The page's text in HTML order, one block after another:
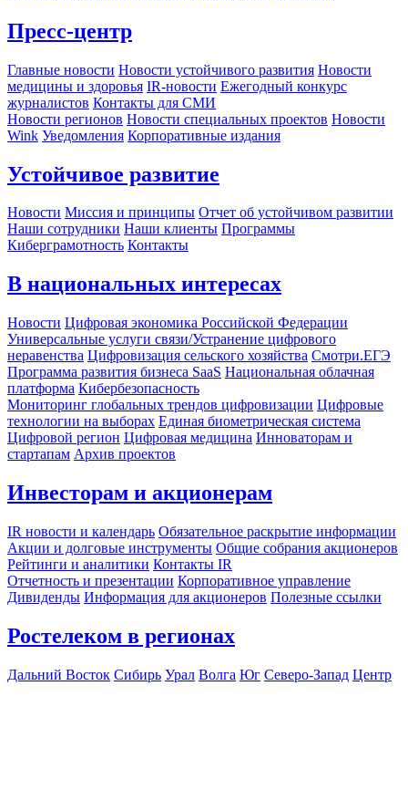
Пресс-центр
Главные новости Новости устойчивого развития Новости
медицины и здоровья IR-новости Ежегодный конкурс
журналистов Контакты для СМИ
Новости регионов Новости специальных проектов Новости
Wink Уведомления Корпоративные издания
Устойчивое развитие
Новости Миссия и принципы Отчет об устойчивом развитии
Наши сотрудники Наши клиенты Программы
Киберграмотность Контакты
В национальных интересах
Новости Цифровая экономика Российской Федерации
Универсальные услуги связи/Устранение цифрового
неравенства Цифровизация сельского хозяйства Смотри.ЕГЭ
Программа развития бизнеса SaaS Национальная облачная
платформа Кибербезопасность
Мониторинг глобальных трендов цифровизации Цифровые
технологии на выборах Единая биометрическая система
Цифровой регион Цифровая медицина Инноваторам и
стартапам Архив проектов
Инвесторам и акционерам
IR новости и календарь Обязательное раскрытие информации
Акции и долговые инструменты Общие собрания акционеров
Рейтинги и аналитики Контакты IR
Отчетность и презентации Корпоративное управление
Дивиденды Информация для акционеров Полезные ссылки
Ростелеком в регионах
Дальний Восток Сибирь Урал Волга Юг Северо-Запад Центр